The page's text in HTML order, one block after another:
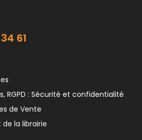
61
RGPD : Sécurité et confidentialité
de Vente
la librairie